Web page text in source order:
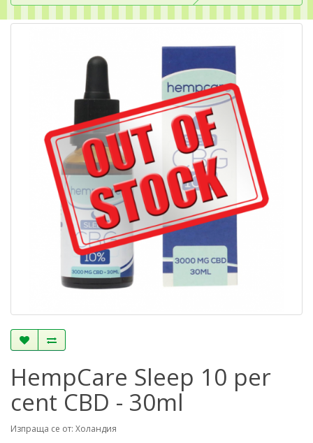
HempCare Sleep 10 per
cent CBD - 30ml
Изпраща се от: Холандия